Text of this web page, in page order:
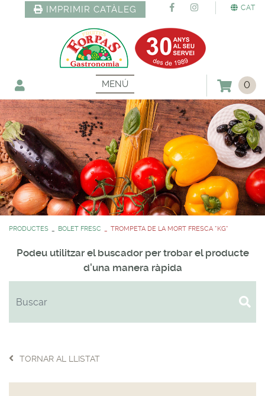
CAT
IMPRIMIR CATÀLEG
MENÚ 0
PRODUCTES BOLET FRESC TROMPETA DE LA MORT FRESCA *KG*
Podeu utilitzar el buscador per trobar el producte
d'una manera ràpida
TORNAR AL LLISTAT